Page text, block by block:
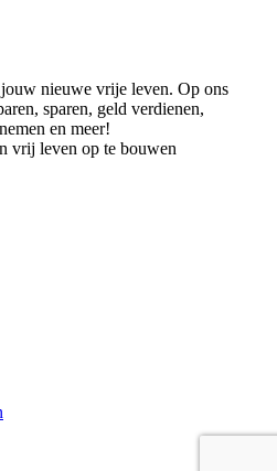
nieuwe vrije leven. Op ons
sparen, geld verdienen,
en meer!
vrij leven op te bouwen